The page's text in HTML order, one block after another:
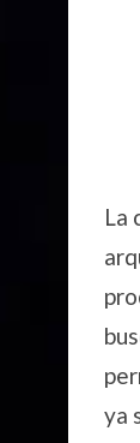
La
ya